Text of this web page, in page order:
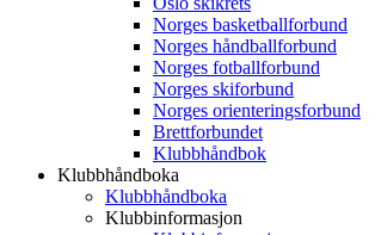
Norges basketballforbund
Norges håndballforbund
Norges fotballforbund
Norges skiforbund
Norges orienteringsforbund
Brettforbundet
Klubbhåndbok
Klubbhåndboka
Klubbhåndboka
Klubbinformasjon